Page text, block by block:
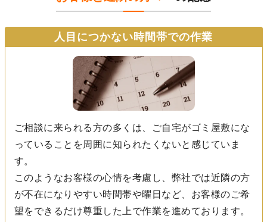
人目につかない時間帯での作業
ご相談に来られる方の多くは、ご自宅がゴミ屋敷にな
っていることを周囲に知られたくないと感じていま
す。
このようなお客様の心情を考慮し、弊社では近隣の方
が不在になりやすい時間帯や曜日など、お客様のご希
望をできるだけ尊重した上で作業を進めております。